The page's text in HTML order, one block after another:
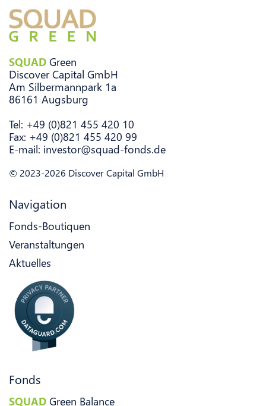
SQUAD Green
Discover Capital GmbH
Am Silbermannpark 1a
86161 Augsburg
Tel: +49 (0)821 455 420 10
Fax: +49 (0)821 455 420 99
E-mail: investor@squad-fonds.de
© 2023-2026 Discover Capital GmbH
Navigation
Fonds-Boutiquen
Veranstaltungen
Aktuelles
Fonds
SQUAD Green Balance